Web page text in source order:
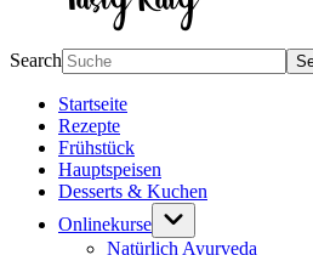
Search
Startseite
Rezepte
Frühstück
Hauptspeisen
Desserts & Kuchen
Onlinekurse
Natürlich Ayurveda